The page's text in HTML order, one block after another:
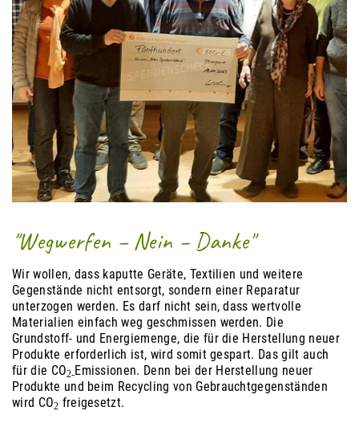
"Wegwerfen – Nein – Danke"
Wir wollen, dass kaputte Geräte, Textilien und weitere
Gegenstände nicht entsorgt, sondern einer Reparatur
unterzogen werden. Es darf nicht sein, dass wertvolle
Materialien einfach weg geschmissen werden. Die
Grundstoff- und Energiemenge, die für die Herstellung neuer
Produkte erforderlich ist, wird somit gespart. Das gilt auch
für die CO2-Emissionen. Denn bei der Herstellung neuer
Produkte und beim Recycling von Gebrauchtgegenständen
wird CO2 freigesetzt.